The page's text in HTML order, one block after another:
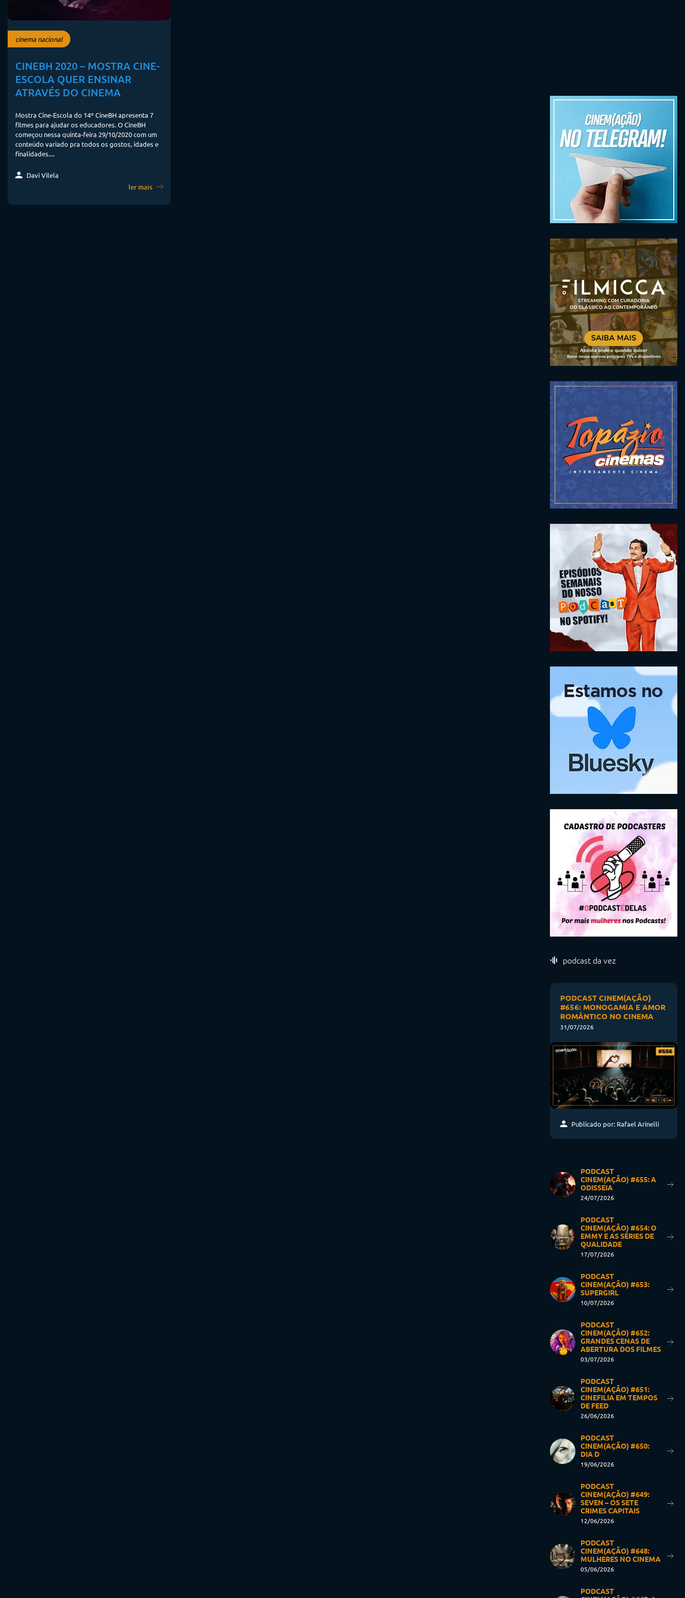
cinema nacional
CINEBH 2020 – MOSTRA CINE-
ESCOLA QUER ENSINAR
ATRAVÉS DO CINEMA
Mostra Cine-Escola do 14º CineBH apresenta 7
filmes para ajudar os educadores. O CineBH
começou nessa quinta-feira 29/10/2020 com um
conteúdo variado pra todos os gostos, idades e
finalidades....
Davi Vilela
ler mais
podcast da vez
PODCAST CINEM(AÇÃO)
#656: MONOGAMIA E AMOR
ROMÂNTICO NO CINEMA
31/07/2026
Publicado por: Rafael Arinelli
PODCAST
CINEM(AÇÃO) #655: A
ODISSEIA
24/07/2026
PODCAST
CINEM(AÇÃO) #654: O
EMMY E AS SÉRIES DE
QUALIDADE
17/07/2026
PODCAST
CINEM(AÇÃO) #653:
SUPERGIRL
10/07/2026
PODCAST
CINEM(AÇÃO) #652:
GRANDES CENAS DE
ABERTURA DOS FILMES
03/07/2026
PODCAST
CINEM(AÇÃO) #651:
CINEFILIA EM TEMPOS
DE FEED
26/06/2026
PODCAST
CINEM(AÇÃO) #650:
DIA D
19/06/2026
PODCAST
CINEM(AÇÃO) #649:
SEVEN – OS SETE
CRIMES CAPITAIS
12/06/2026
PODCAST
CINEM(AÇÃO) #648:
MULHERES NO CINEMA
05/06/2026
PODCAST